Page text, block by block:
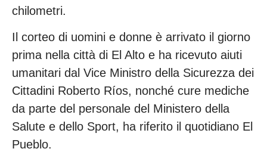
chilometri.
Il corteo di uomini e donne è arrivato il giorno
prima nella città di El Alto e ha ricevuto aiuti
umanitari dal Vice Ministro della Sicurezza dei
Cittadini Roberto Ríos, nonché cure mediche
da parte del personale del Ministero della
Salute e dello Sport, ha riferito il quotidiano El
Pueblo.